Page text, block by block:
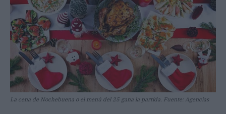
La cena de Nochebuena o el menú del 25 gana la partida. Fuente: Agencias